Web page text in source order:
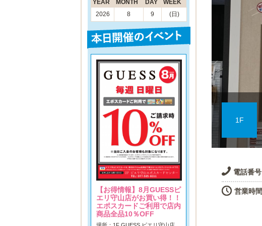
YEAR MONTH DAY
WEEK
2026
8 9 (日)
【お得情報】8月GUESSピ
エリ守山店がお買い得！！
エポスカードご利用で店内
商品全品10％OFF
1F
電話番号
営業時間